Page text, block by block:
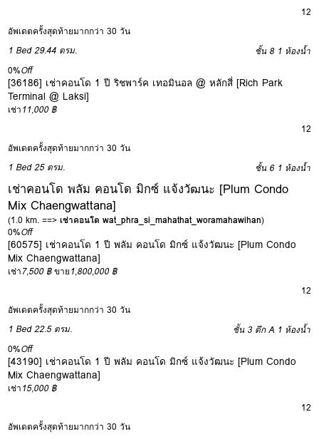
12
อัพเดตครั้งสุดท้ายมากกว่า 30 วัน
1 Bed 29.44 ตรม. ชั้น 8 1 ห้องน้ำ
0%Off
[36186] เช่าคอนโด 1 ปี ริชพาร์ค เทอมินอล @ หลักสี่ [Rich Park
Terminal @ Laksi]
เช่า11,000 ฿
12
อัพเดตครั้งสุดท้ายมากกว่า 30 วัน
1 Bed 25 ตรม. ชั้น 6 1 ห้องน้ำ
เช่าคอนโด พลัม คอนโด มิกซ์ แจ้งวัฒนะ [Plum Condo
Mix Chaengwattana]
(1.0 km. ==>เช่าคอนโด wat_phra_si_mahathat_woramahawihan)
0%Off
[60575] เช่าคอนโด 1 ปี พลัม คอนโด มิกซ์ แจ้งวัฒนะ [Plum Condo
Mix Chaengwattana]
เช่า7,500 ฿ ขาย1,800,000 ฿
12
อัพเดตครั้งสุดท้ายมากกว่า 30 วัน
1 Bed 22.5 ตรม. ชั้น 3 ตึก A 1 ห้องน้ำ
0%Off
[43190] เช่าคอนโด 1 ปี พลัม คอนโด มิกซ์ แจ้งวัฒนะ [Plum Condo
Mix Chaengwattana]
เช่า15,000 ฿
12
อัพเดตครั้งสุดท้ายมากกว่า 30 วัน